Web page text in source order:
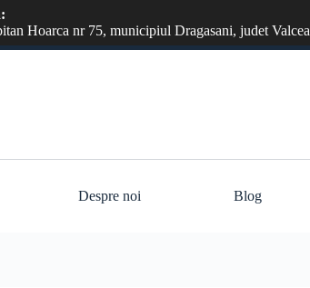
Hoarca nr 75, municipiul Dragasani, judet Valcea
Despre noi Blog